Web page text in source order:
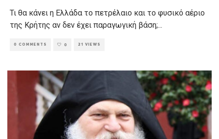
Τι θα κάνει η Ελλάδα το πετρέλαιο και το φυσικό αέριο
της Κρήτης αν δεν έχει παραγωγική βάση;...
0 COMMENTS 0 21 VIEWS